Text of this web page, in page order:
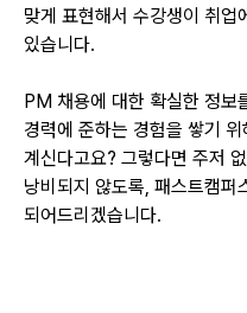
맞게 표현해서 수강생이 취업
있습니다.
PM 채용에 대한 확실한 정보
경력에 준하는 경험을 쌓기
계신다고요? 그렇다면 주저
낭비되지 않도록, 패스트캠퍼
되어드리겠습니다.